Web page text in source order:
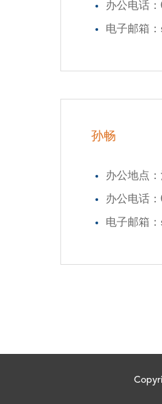
办公电话
电子邮箱
孙畅
办公地点
办公电话
电子邮箱